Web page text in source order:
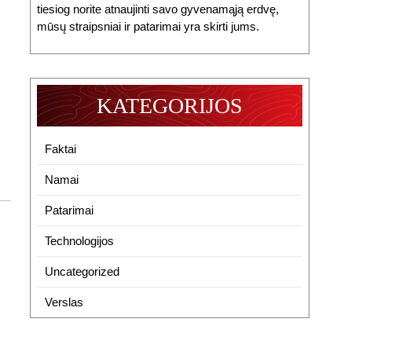
tiesiog norite atnaujinti savo gyvenamąją erdvę,
mūsų straipsniai ir patarimai yra skirti jums.
KATEGORIJOS
Faktai
Namai
Patarimai
Technologijos
Uncategorized
Verslas